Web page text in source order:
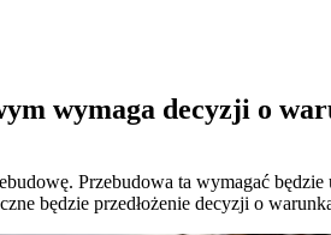
wymaga decyzji o
Przebudowa ta wymagać
będzie przedłożenie decyzji o